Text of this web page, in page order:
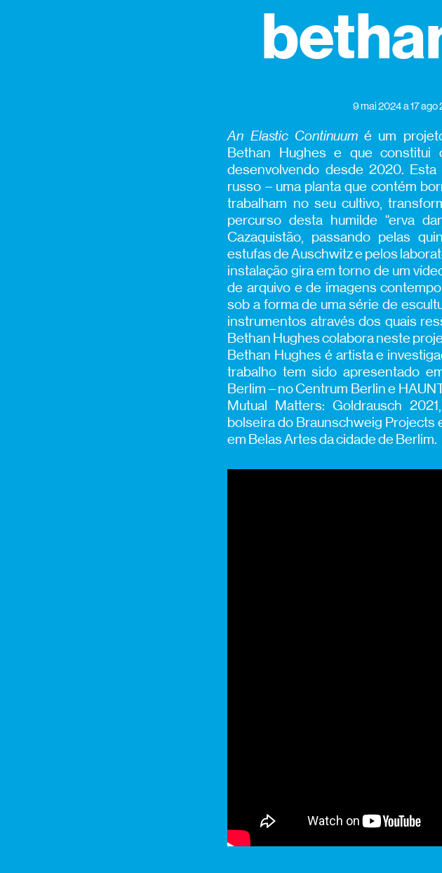
9 mai 2024a 17 ago
An Elastic Continuumé um
Bethan Hughes e que
desenvolvendo desde 2020.
russo – uma planta que contém
trabalham no seu cultivo,
percurso desta humilde “erva
Cazaquistão, passando pelas
estufas de Auschwitz e pelos
instalação gira em torno de um
de arquivo e de imagens
sob a forma de uma série de
instrumentos através dos quais
Bethan Hughes colabora neste
Bethan Hughes é artista e
trabalho tem sido apresentado
Berlim – no Centrum Berlin e
Mutual Matters: Goldrausch
bolseira do Braunschweig Projects
em Belas Artes da cidade de Berlim.